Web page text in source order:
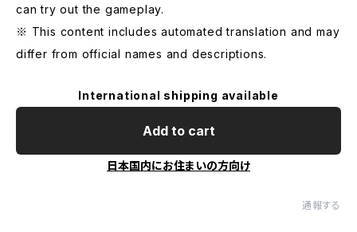
can try out the gameplay.
※ This content includes automated translation and may
differ from official names and descriptions.
International shipping available
Add to cart
日本国内にお住まいの方向け
通報する